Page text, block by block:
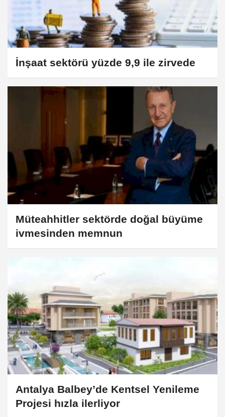
İnşaat sektörü yüzde 9,9 ile zirvede
Müteahhitler sektörde doğal büyüme
ivmesinden memnun
Antalya Balbey’de Kentsel Yenileme
Projesi hızla ilerliyor